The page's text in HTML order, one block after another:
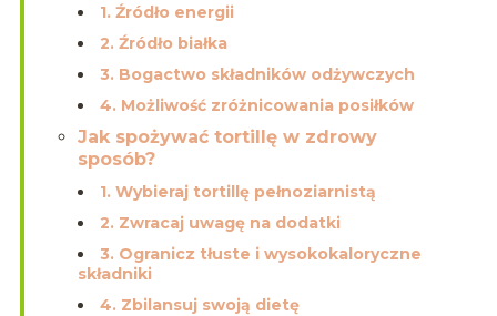
1. Źródło energii
2. Źródło białka
3. Bogactwo składników odżywczych
4. Możliwość zróżnicowania posiłków
Jak spożywać tortillę w zdrowy
sposób?
1. Wybieraj tortillę pełnoziarnistą
2. Zwracaj uwagę na dodatki
3. Ogranicz tłuste i wysokokaloryczne
składniki
4. Zbilansuj swoją dietę